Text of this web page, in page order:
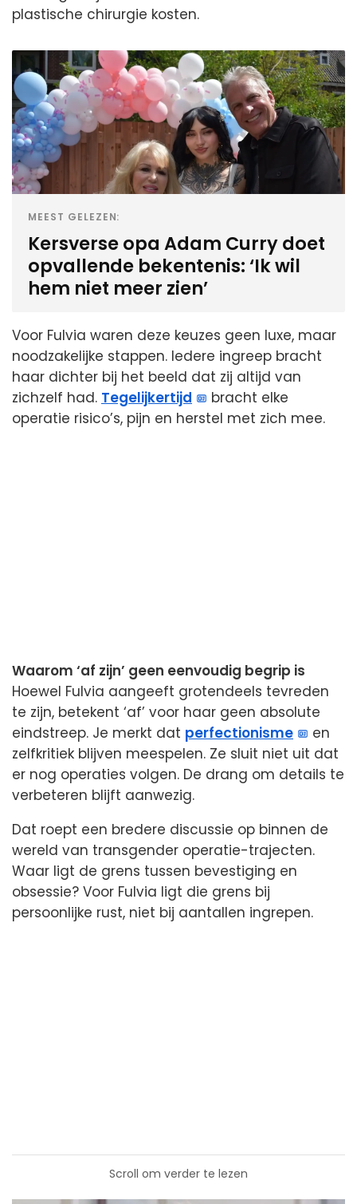
plastische chirurgie kosten.
MEEST GELEZEN:
Kersverse opa Adam Curry doet
opvallende bekentenis: ‘Ik wil
hem niet meer zien’
Voor Fulvia waren deze keuzes geen luxe, maar
noodzakelijke stappen. Iedere ingreep bracht
haar dichter bij het beeld dat zij altijd van
zichzelf had. Tegelijkertijd
bracht elke
operatie risico’s, pijn en herstel met zich mee.
Waarom ‘af zijn’ geen eenvoudig begrip is
Hoewel Fulvia aangeeft grotendeels tevreden
te zijn, betekent ‘af’ voor haar geen absolute
eindstreep. Je merkt dat perfectionisme
en
zelfkritiek blijven meespelen. Ze sluit niet uit dat
er nog operaties volgen. De drang om details te
verbeteren blijft aanwezig.
Dat roept een bredere discussie op binnen de
wereld van transgender operatie-trajecten.
Waar ligt de grens tussen bevestiging en
obsessie? Voor Fulvia ligt die grens bij
persoonlijke rust, niet bij aantallen ingrepen.
Scroll om verder te lezen